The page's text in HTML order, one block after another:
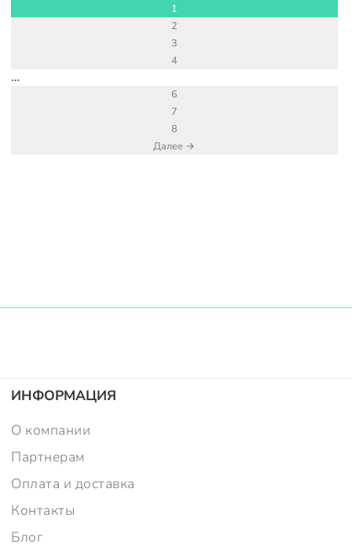
1
2
3
4
…
6
7
8
Далее →
ИНФОРМАЦИЯ
О компании
Партнерам
Оплата и доставка
Контакты
Блог